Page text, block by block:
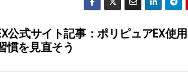
公式サイト記事：ポリピュアEX使
慣を見直そう